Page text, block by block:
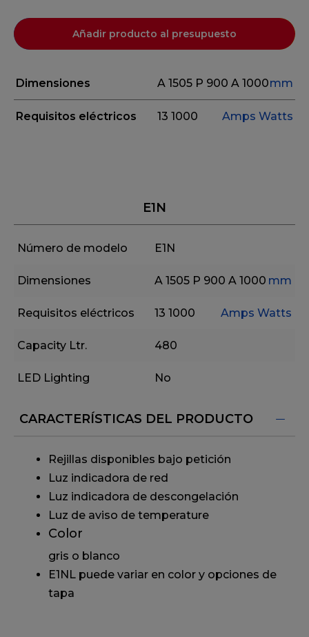
Añadir producto al presupuesto
Dimensiones A 1505 P 900 A 1000mm
Requisitos eléctricos 13 1000 Amps Watts
E1N
Número de modelo E1N
Dimensiones A 1505 P 900 A 1000 mm
Requisitos eléctricos 13 1000 Amps Watts
Capacity Ltr. 480
LED Lighting No
CARACTERÍSTICAS DEL PRODUCTO
Rejillas disponibles bajo petición
Luz indicadora de red
Luz indicadora de descongelación
Luz de aviso de temperature
Color
gris o blanco
E1NL puede variar en color y opciones de
tapa